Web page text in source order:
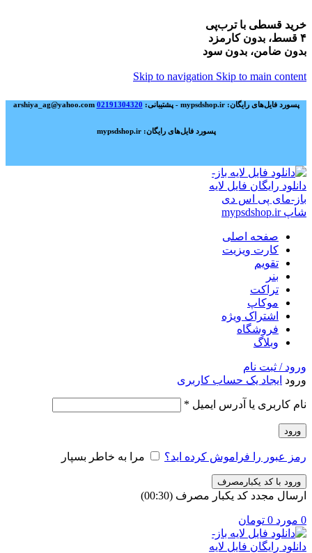
خرید قسطی با ترب‌پی
۴ قسط، بدون کارمزد
بدون ضامن، بدون سود
Skip to navigation Skip to main content
پسورد فایل‌های رایگان: mypsdshop.ir - پشتیبانی: arshiya_ag@yahoo.com 02191304320
پسورد فایل‌های رایگان: mypsdshop.ir
صفحه اصلی
کارت ویزیت
تقویم
بنر
تراکت
موکاپ
اشتراک ویژه
فروشگاه
وبلاگ
ورود / ثبت نام
ورود ایجاد یک حساب کاربری
نام کاربری یا آدرس ایمیل *
ورود
رمز عبور را فراموش کرده اید؟ مرا به خاطر بسپار
ورود با کد یکبارمصرف
ارسال مجدد کد یکبار مصرف (00:
30
)
0 مورد 0 تومان